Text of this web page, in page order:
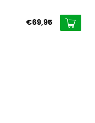
€69,95